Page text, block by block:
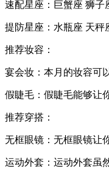
速配星座：巨蟹座 狮子
提防星座：水瓶座 天秤
推荐妆容：
宴会妆：本月的妆容可
假睫毛：假睫毛能够让
推荐穿搭：
无框眼镜：无框眼镜让
运动外套：运动外套虽